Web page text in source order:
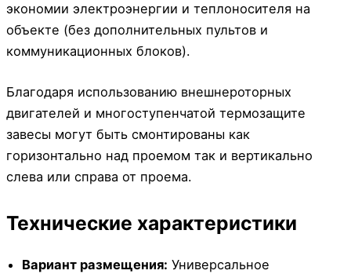
экономии электроэнергии и теплоносителя на
объекте (без дополнительных пультов и
коммуникационных блоков).
Благодаря использованию внешнероторных
двигателей и многоступенчатой термозащите
завесы могут быть смонтированы как
горизонтально над проемом так и вертикально
слева или справа от проема.
Технические характеристики
Вариант размещения: Универсальное